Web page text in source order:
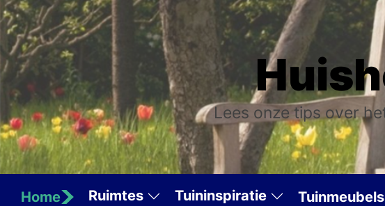
Skip
to
the
content
Lees onze tips over
Home Ruimtes Tuininspiratie Tuinmeubels